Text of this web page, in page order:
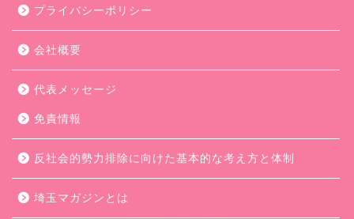
プライバシーポリシー
会社概要
代表メッセージ
免責情報
反社会的勢力排除に向けた基本的な考え方と体制
埼玉マガジンとは